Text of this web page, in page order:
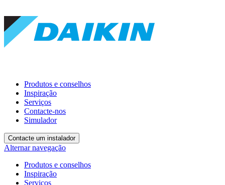
Produtos e conselhos
Inspiração
Serviços
Contacte-nos
Simulador
Contacte um instalador
Alternar navegação
Produtos e conselhos
Inspiração
Serviços